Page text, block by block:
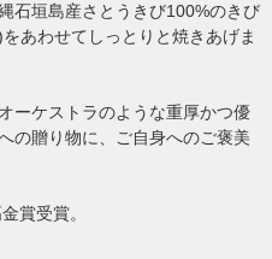
石垣島産さとうきび100%のきび
あわせてしっとりと焼きあげま
ーケストラのような重厚かつ優
の贈り物に、ご自身へのご褒美
賞受賞。